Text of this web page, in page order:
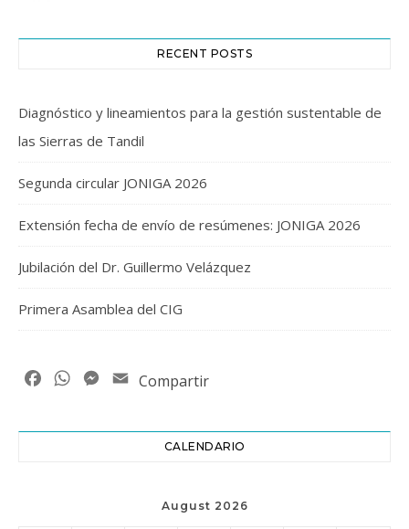
RECENT POSTS
Diagnóstico y lineamientos para la gestión sustentable de
las Sierras de Tandil
Segunda circular JONIGA 2026
Extensión fecha de envío de resúmenes: JONIGA 2026
Jubilación del Dr. Guillermo Velázquez
Primera Asamblea del CIG
FacebookWhatsAppMessenger
Email
Compartir
CALENDARIO
August 2026